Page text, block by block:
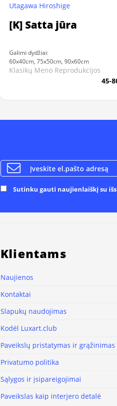
Utagawa Hiroshige
[K] Satta jūra
Galimi dydžiai:
60x40cm, 75x50cm, 90x60cm
Klasikų Meno Reprodukcijos
45-
Sutinku gauti naujienlaiškį su
Klientams
Naujienos
Kontaktai
Slapukų naudojimas
Kodėl Luxart.club
Paveikslų pristatymas ir grąžinimas
Privatumo politika
Sąlygos ir įsipareigojimai
Paveikslas kaip interjero detalė